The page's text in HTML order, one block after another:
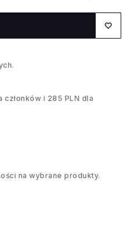
członków i 285 PLN dla
na wybrane produkty.